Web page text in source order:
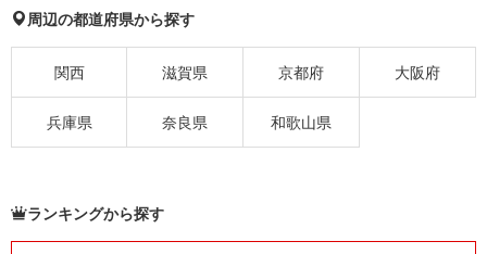
周辺の都道府県から探す
関西 滋賀県 京都府 大阪府
兵庫県 奈良県 和歌山県
ランキングから探す